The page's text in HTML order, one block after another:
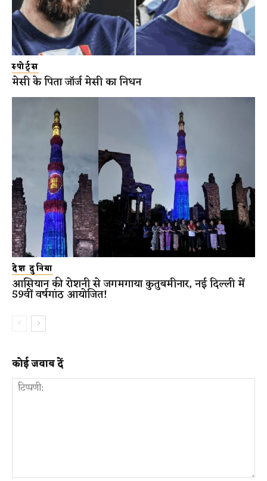
स्पोर्ट्स
मेसी के पिता जॉर्ज मेसी का निधन
देश दुनिया
आसियान की रोशनी से जगमगाया कुतुबमीनार, नई दिल्ली में
59वीं वर्षगांठ आयोजित!
कोई जवाब दें